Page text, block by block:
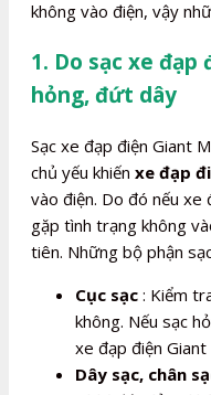
không vào điện, vậy
1. Do sạc xe
hỏng, đứt dây
Sạc xe đạp điện Giant
chủ yếu khiến xe đạp
vào điện. Do đó nếu xe
gặp tình trạng không
tiên. Những bộ phận
Cục sạc : Kiểm
không. Nếu sạc
xe đạp điện
Dây sạc, chân